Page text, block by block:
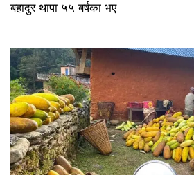
बहादुर थापा ५५ बर्षका भए